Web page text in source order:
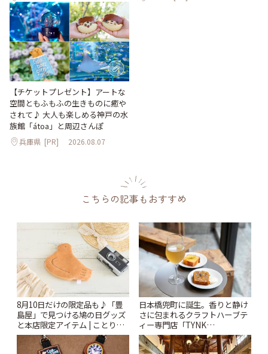
【チケットプレゼント】アートな
空間ともふもふの生きものに癒や
されて♪ 大人も楽しめる神戸の水
族館「átoa」と周辺さんぽ
兵庫県 [PR] 2026.08.07
こちらの記事もおすすめ
8月10日だけの限定品も♪「豊
島屋」で見つける鳩の日グッズ
と本店限定アイテム | ことりっ
ぷ
日本橋兜町に誕生。香りと静け
さに包まれるクラフトハーブテ
ィー専門店「TYNK
Kabutocho」 | ことりっぷ